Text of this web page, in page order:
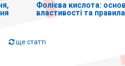
Фолієва кислота:
властивості та
ще статті